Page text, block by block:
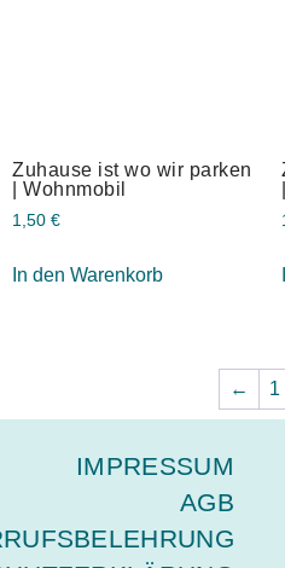
Zuhause ist wo wir parken
| Wohnmobil
1,50 €
In den Warenkorb
← 1
IMPRESSUM
AGB